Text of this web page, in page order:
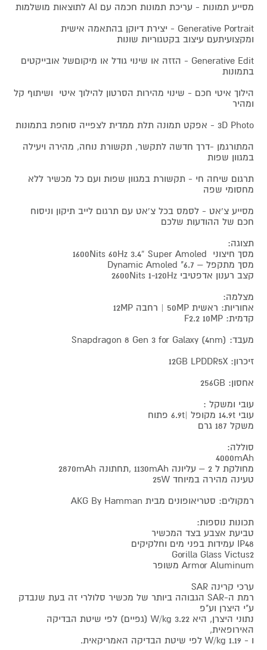
מסייע תמונות - עריכת תמונות חכמה עם AI לתוצאות מושלמות
Generative Portrait - יצירת דיוקן בהתאמה אישית
ומקצועיתעם עיצוב בקטגוריות שונות
Generative Edit - הזזה או שינוי גודל או מיקוםשל אובייקטים
בתמונות
הילוך איטי חכם - שינוי מהירות הסרטון להילוך איטי ושיתוף קל
ומהיר
3D Photo - אפקט תמונה תלת ממדית לצפייה סוחפת בתמונות
המתורגמן -דרך חדשה לתקשר, תקשורת נוחה, מהירה ויעילה
במגוון שפות
תרגום שיחה חי - תקשורת במגוון שפות ועם כל מכשיר ללא
מחסומי שפה
מסייע צ'אט - לסמס בכל צ'אט עם תרגום לייב תיקון וניסוח
חכם של ההודעות שלכם
תצוגה:
מסך חיצוני 1600Nits 60Hz 3.4” Super Amoled
מסך מתקפל – 6.7" Dynamic Amoled
קצב רענון אדפטיבי 2600Nits 1-120Hz
מצלמה:
אחוריות: ראשית 50MP | רחבה 12MP
קדמית: F2.2 10MP
מעבד: Snapdragon 8 Gen 3 for Galaxy (4nm)
זיכרון: 12GB LPDDR5X
אחסון: 256GB
עובי ומשקל :
עובי 14.9t מקופל |6.9t פתוח
משקל 187 גרם
סוללה:
4000mAh
מחולקת ל 2 – עליונה 1130mAh ,תחתונה 2870mAh
טעינה מהירה במיוחד 25W
רמקולים: סטריאופונים מבית AKG By Hamman
תכונות נוספות:
טביעת אצבע בצד המכשיר
IP48 עמידות בפני מים וחלקיקים
Gorilla Glass Victus2
Armor Aluminum משופר
ערכי קרינה SAR
רמת ה-SAR הגבוהה ביותר של מכשיר סלולרי זה בעת שנבדק
ע"י היצרן וע"פ
נתוני היצרן, היא 3.22 W/kg (גפיים) לפי שיטת הבדיקה
האירופאית,
ו - 1.19 W/kg לפי שיטת הבדיקה האמריקאית.